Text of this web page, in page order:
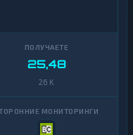
25,48
26 K